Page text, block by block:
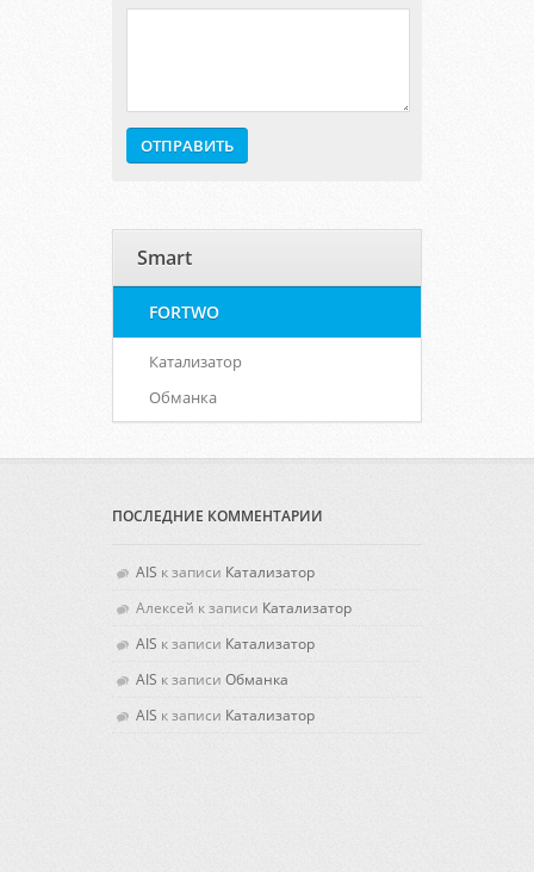
Smart
FORTWO
Катализатор
Обманка
ПОСЛЕДНИЕ КОММЕНТАРИИ
AIS к записи Катализатор
Алексей к записи Катализатор
AIS к записи Катализатор
AIS к записи Обманка
AIS к записи Катализатор